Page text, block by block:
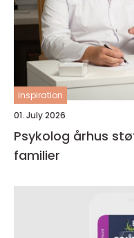
inspiration
01. July 2026
Psykolog århus støtte til børn, unge og deres
familier